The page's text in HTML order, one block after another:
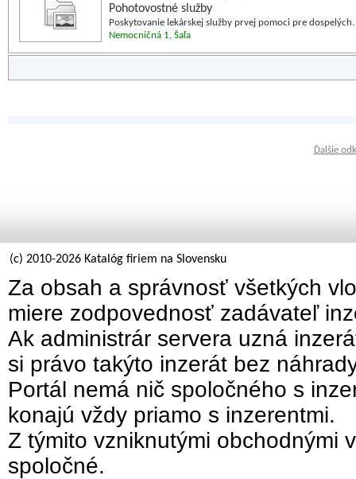
Pohotovostné služby
Poskytovanie lekárskej služby prvej pomoci pre dospelých.
Nemocničná 1, Šaľa
Ďalšie
(c) 2010-2026 Katalóg firiem na Slovensku
Za obsah a správnosť všetkých
miere zodpovednosť zadávateľ
Ak administrár servera uzná
si právo takýto inzerát bez
Portál nemá nič spoločného s
konajú vždy priamo s inzerentmi.
Z týmito vzniknutými obchodnými
spoločné.